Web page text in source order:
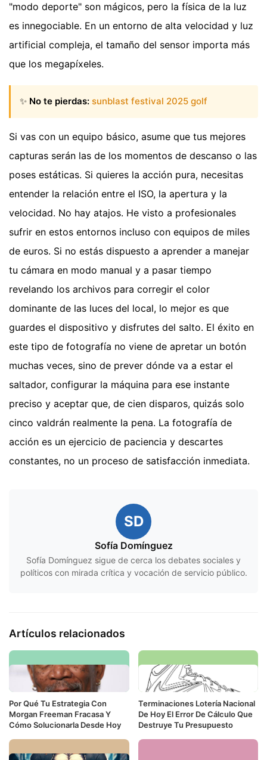
"modo deporte" son mágicos, pero la física de la luz
es innegociable. En un entorno de alta velocidad y luz
artificial compleja, el tamaño del sensor importa más
que los megapíxeles.
✨ No te pierdas: sunblast festival 2025 golf
Si vas con un equipo básico, asume que tus mejores
capturas serán las de los momentos de descanso o las
poses estáticas. Si quieres la acción pura, necesitas
entender la relación entre el ISO, la apertura y la
velocidad. No hay atajos. He visto a profesionales
sufrir en estos entornos incluso con equipos de miles
de euros. Si no estás dispuesto a aprender a manejar
tu cámara en modo manual y a pasar tiempo
revelando los archivos para corregir el color
dominante de las luces del local, lo mejor es que
guardes el dispositivo y disfrutes del salto. El éxito en
este tipo de fotografía no viene de apretar un botón
muchas veces, sino de prever dónde va a estar el
saltador, configurar la máquina para ese instante
preciso y aceptar que, de cien disparos, quizás solo
cinco valdrán realmente la pena. La fotografía de
acción es un ejercicio de paciencia y descartes
constantes, no un proceso de satisfacción inmediata.
SD
Sofía Domínguez
Sofía Domínguez sigue de cerca los debates sociales y
políticos con mirada crítica y vocación de servicio público.
Artículos relacionados
Por Qué Tu Estrategia Con
Morgan Freeman Fracasa Y
Cómo Solucionarla Desde Hoy
Terminaciones Lotería Nacional
De Hoy El Error De Cálculo Que
Destruye Tu Presupuesto